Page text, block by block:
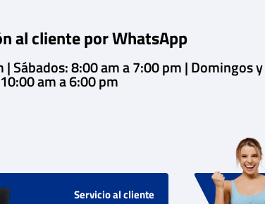
al cliente por WhatsApp
Sábados: 8:00 am a 7:00 pm | Domingos y
am a 6:00 pm
Servicio al cliente